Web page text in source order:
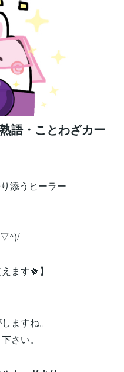
語・ことわざカー
添うヒーラー
ます🍀】
ますね。
さい。